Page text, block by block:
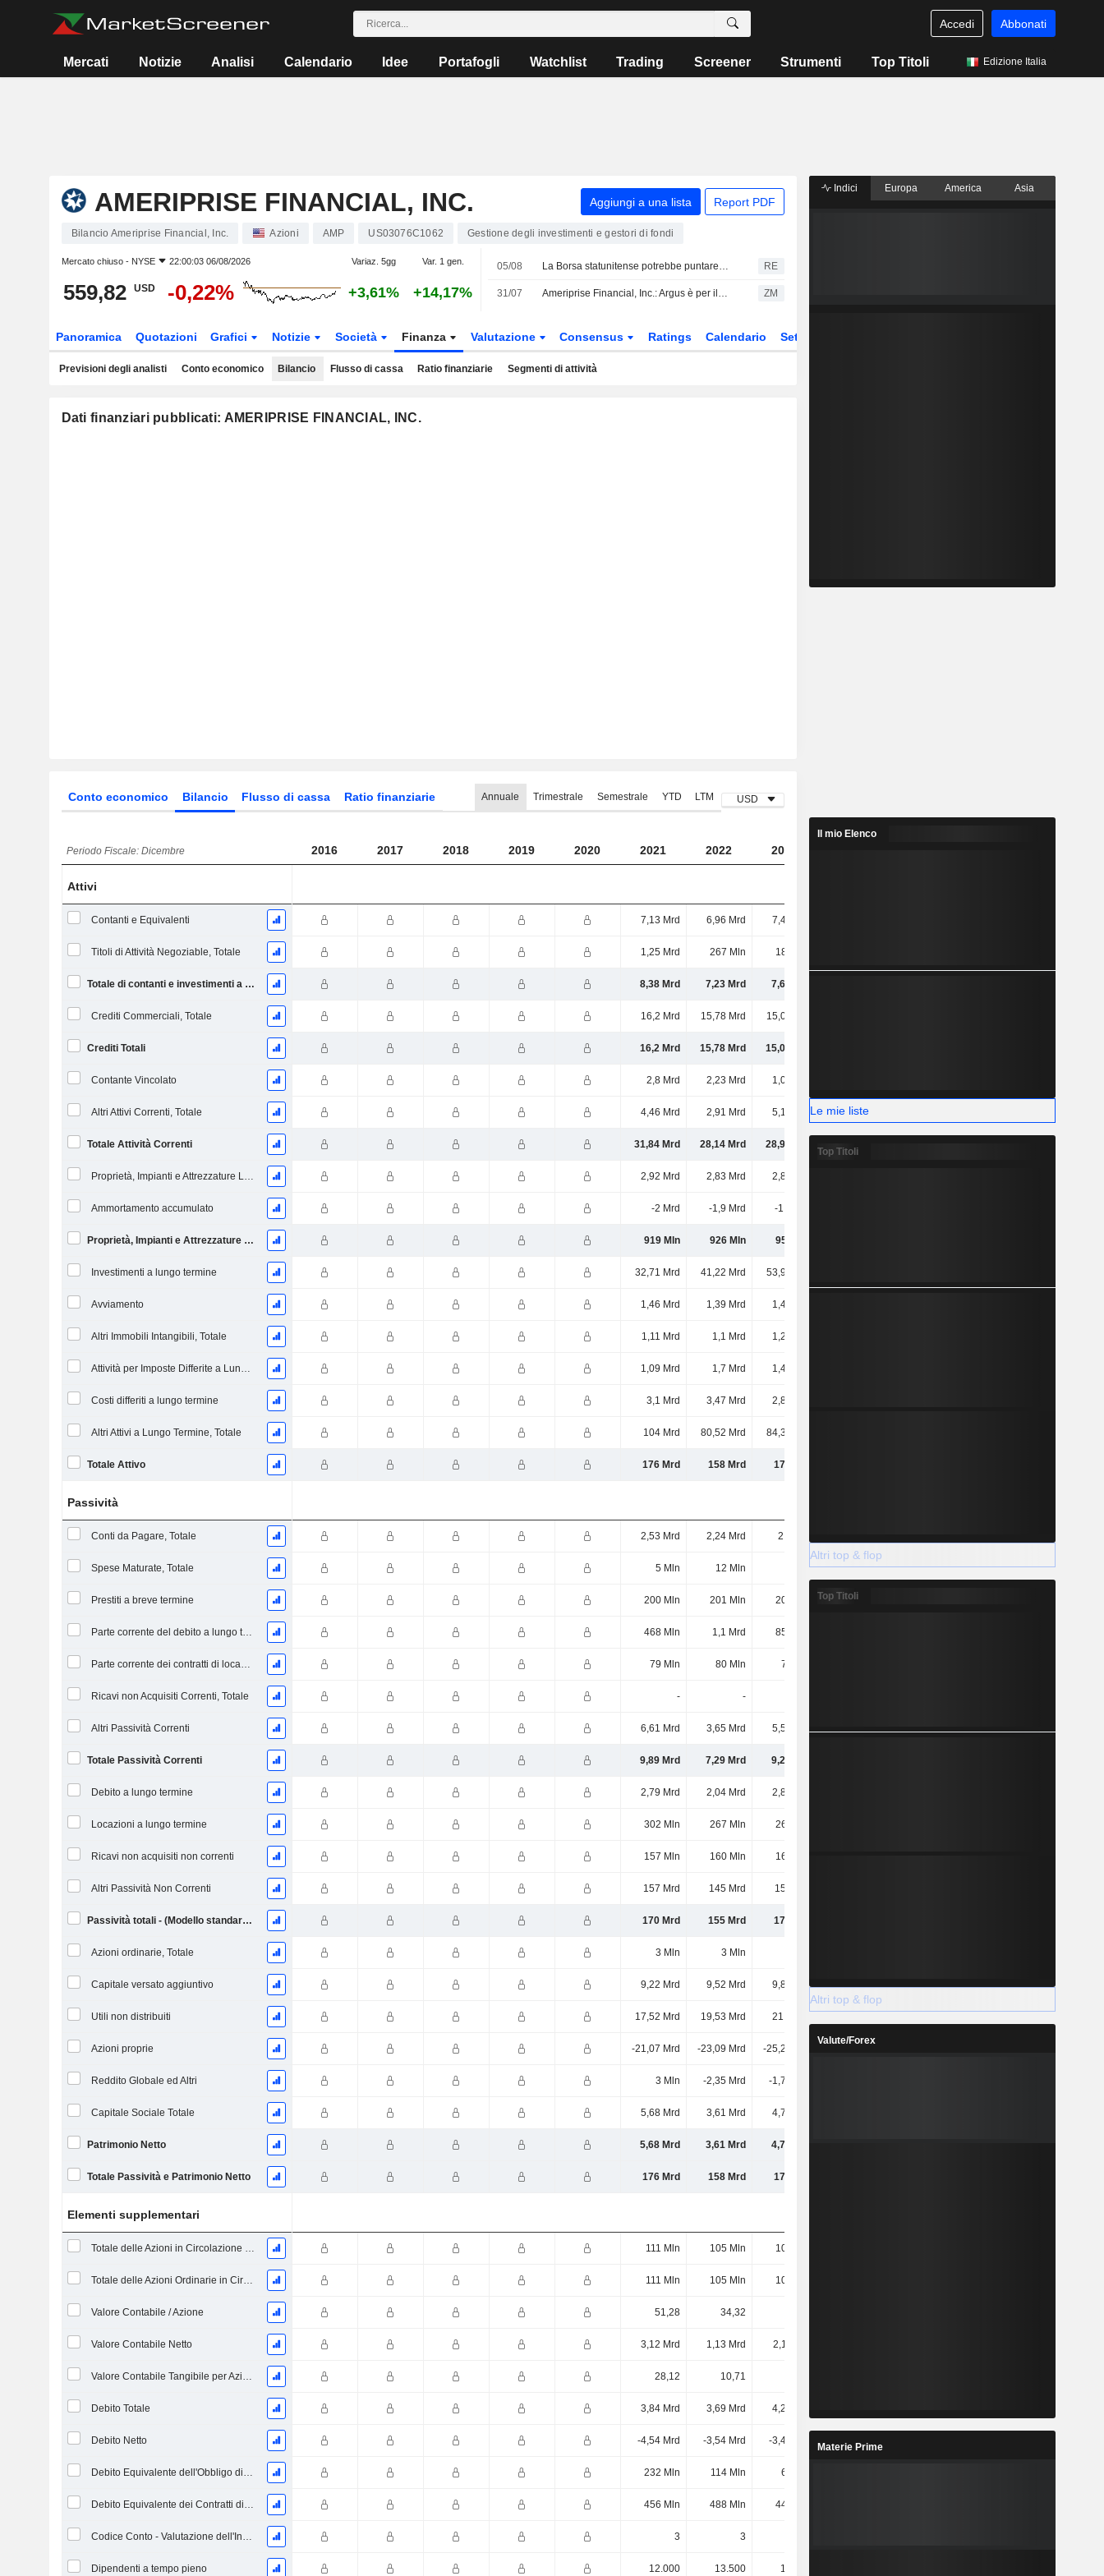
Accedi Abbonati
Mercati Notizie Analisi Calendario Idee Portafogli Watchlist Trading Screener Strumenti Top Titoli Edizione Italia
AMERIPRISE FINANCIAL, INC. Aggiungi a una lista Report PDF
Bilancio Ameriprise Financial, Inc. Azioni AMP US03076C1062 Gestione degli investimenti e gestori di fondi
Mercato chiuso - NYSE 22:00:03 06/08/2026 Variaz. 5gg Var. 1 gen.
559,82 USD -0,22% +3,61% +14,17%
05/08 La Borsa statunitense potrebbe puntare a nuovi rialzi grazie alla solidità degli utili dopo il record dell'S&P 500 RE
31/07 Ameriprise Financial, Inc.: Argus è per il Buy ZM
Panoramica Quotazioni Grafici Notizie Società Finanza Valutazione Consensus Ratings Calendario Settore
Previsioni degli analisti Conto economico Bilancio Flusso di cassa Ratio finanziarie Segmenti di attività
Dati finanziari pubblicati: AMERIPRISE FINANCIAL, INC.
Conto economico Bilancio Flusso di cassa Ratio finanziarie Annuale Trimestrale Semestrale YTD LTM USD
Periodo Fiscale: Dicembre 2016 2017 2018 2019 2020 2021 2022 2023
Attivi
Contanti e Equivalenti 7,13 Mrd 6,96 Mrd 7,48 Mrd
Titoli di Attività Negoziable, Totale 1,25 Mrd 267 Mln 185 Mln
Totale di contanti e investimenti a breve termine 8,38 Mrd 7,23 Mrd 7,66 Mrd
Crediti Commerciali, Totale 16,2 Mrd 15,78 Mrd 15,08 Mrd
Crediti Totali 16,2 Mrd 15,78 Mrd 15,08 Mrd
Contante Vincolato 2,8 Mrd 2,23 Mrd 1,06 Mrd
Altri Attivi Correnti, Totale 4,46 Mrd 2,91 Mrd 5,18 Mrd 9,46 Mrd
Totale Attività Correnti 31,84 Mrd 28,14 Mrd 28,97 Mrd
Proprietà, Impianti e Attrezzature Lordi 2,92 Mrd 2,83 Mrd 2,86 Mrd
Ammortamento accumulato -2 Mrd -1,9 Mrd -1,9 Mrd
Proprietà, Impianti e Attrezzature Nette 919 Mln 926 Mln 958 Mln
Investimenti a lungo termine 32,71 Mrd 41,22 Mrd 53,99 Mrd
Avviamento 1,46 Mrd 1,39 Mrd 1,41 Mrd
Altri Immobili Intangibili, Totale 1,11 Mrd 1,1 Mrd 1,21 Mrd
Attività per Imposte Differite a Lungo Termine 1,09 Mrd 1,7 Mrd 1,43 Mrd
Costi differiti a lungo termine 3,1 Mrd 3,47 Mrd 2,85 Mrd
Altri Attivi a Lungo Termine, Totale 104 Mrd 80,52 Mrd 84,38 Mrd
Totale Attivo 176 Mrd 158 Mrd 175 Mrd
Passività
Conti da Pagare, Totale 2,53 Mrd 2,24 Mrd 2,6 Mrd
Spese Maturate, Totale 5 Mln 12 Mln - - -
Prestiti a breve termine 200 Mln 201 Mln 201 Mln 201 Mln
Parte corrente del debito a lungo termine 468 Mln 1,1 Mrd 855 Mln
Parte corrente dei contratti di locazione 79 Mln 80 Mln 79 Mln
Ricavi non Acquisiti Correnti, Totale - -
Altri Passività Correnti 6,61 Mrd 3,65 Mrd 5,52 Mrd
Totale Passività Correnti 9,89 Mrd 7,29 Mrd 9,26 Mrd
Debito a lungo termine 2,79 Mrd 2,04 Mrd 2,83 Mrd
Locazioni a lungo termine 302 Mln 267 Mln 266 Mln
Ricavi non acquisiti non correnti 157 Mln 160 Mln 168 Mln
Altri Passività Non Correnti 157 Mrd 145 Mrd 158 Mrd
Passività totali - (Modello standard / utilitario) 170 Mrd 155 Mrd 170 Mrd
Azioni ordinarie, Totale 3 Mln 3 Mln
Capitale versato aggiuntivo 9,22 Mrd 9,52 Mrd 9,82 Mrd 10,14 Mrd 10,38 Mrd
Utili non distribuiti 17,52 Mrd 19,53 Mrd 21,9 Mrd
Azioni proprie -21,07 Mrd -23,09 Mrd -25,24 Mrd
Reddito Globale ed Altri 3 Mln -2,35 Mrd -1,77 Mrd
Capitale Sociale Totale 5,68 Mrd 3,61 Mrd 4,73 Mrd
Patrimonio Netto 5,68 Mrd 3,61 Mrd 4,73 Mrd
Totale Passività e Patrimonio Netto 176 Mrd 158 Mrd 175 Mrd
Elementi supplementari
Totale delle Azioni in Circolazione alla Data di Deposito 111 Mln 105 Mln 100 Mln
Totale delle Azioni Ordinarie in Circolazione 111 Mln 105 Mln 100 Mln
Valore Contabile / Azione 51,28 34,32
Valore Contabile Netto 3,12 Mrd 1,13 Mrd 2,11 Mrd
Valore Contabile Tangibile per Azione 28,12 10,71
Debito Totale 3,84 Mrd 3,69 Mrd 4,23 Mrd
Debito Netto -4,54 Mrd -3,54 Mrd -3,43 Mrd -4,47 Mrd
Debito Equivalente dell'Obbligo di Prestazione Progettata Non Finanziata 232 Mln 114 Mln 63 Mln
Debito Equivalente dei Contratti di Locazione Operativi 456 Mln 488 Mln 440 Mln
Codice Conto - Valutazione dell'Inventario 3 3
Dipendenti a tempo pieno 12.000 13.500 13.800
Indici Europa America Asia
Il mio Elenco
Le mie liste
Top Titoli
Altri top & flop
Top Titoli
Altri top & flop
Valute/Forex
Materie Prime